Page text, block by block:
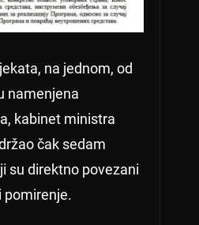
na jednom, od
namenjena
kabinet ministra
čak sedam
su direktno povezani
pomirenje.